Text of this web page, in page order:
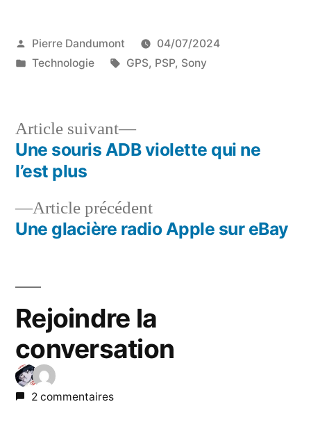
Publié
par
Pierre Dandumont
04/07/2024
Publié
Technologie Étiquettes :
GPS, PSP, Sony
Navigation
l’article
Article précédentArticle
précédent :
Une glacière radio Apple sur eBay
Article suivant
Article
suivant :
Une souris ADB violette qui ne
l’est plus
Rejoindre la
conversation
2 commentaires